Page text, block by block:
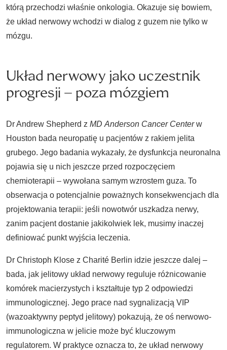
którą przechodzi właśnie onkologia. Okazuje się bowiem,
że układ nerwowy wchodzi w dialog z guzem nie tylko w
mózgu.
Układ nerwowy jako uczestnik
progresji – poza mózgiem
Dr Andrew Shepherd z MD Anderson Cancer Centerw
Houston bada neuropatię u pacjentów z rakiem jelita
grubego. Jego badania wykazały, że dysfunkcja neuronalna
pojawia się u nich jeszcze przed rozpoczęciem
chemioterapii – wywołana samym wzrostem guza. To
obserwacja o potencjalnie poważnych konsekwencjach dla
projektowania terapii: jeśli nowotwór uszkadza nerwy,
zanim pacjent dostanie jakikolwiek lek, musimy inaczej
definiować punkt wyjścia leczenia.
Dr Christoph Klose z Charité Berlin idzie jeszcze dalej –
bada, jak jelitowy układ nerwowy reguluje różnicowanie
komórek macierzystych i kształtuje typ 2 odpowiedzi
immunologicznej. Jego prace nad sygnalizacją VIP
(wazoaktywny peptyd jelitowy) pokazują, że oś nerwowo-
immunologiczna w jelicie może być kluczowym
regulatorem. W praktyce oznacza to, że układ nerwowy